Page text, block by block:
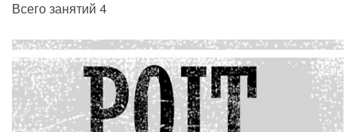
Всего занятий 4